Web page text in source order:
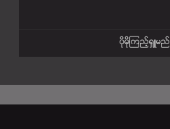
ပိုမိုၾကည့္ရွဴမည္